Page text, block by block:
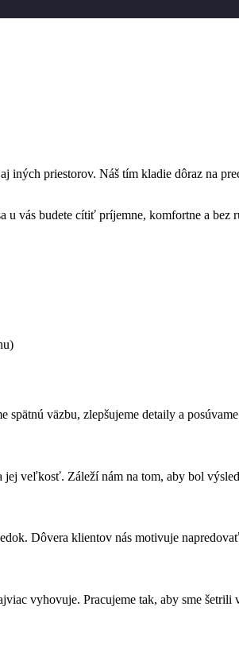
iných priestorov. Náš tím kladie dôraz na
vás budete cítiť príjemne, komfortne a bez
väzbu, zlepšujeme detaily a
jej veľkosť. Záleží nám na tom, aby bol
Dôvera klientov nás motivuje
vyhovuje. Pracujeme tak, aby sme šetrili